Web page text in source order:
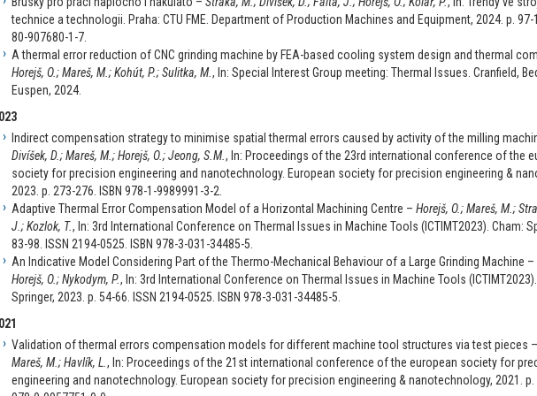
technice a technologii. Praha: CTU FME. Department of Production Machines and Equipment, 2024. p. 97-
80-907680-1-7.
A thermal error reduction of CNC grinding machine by FEA-based cooling system design and thermal
Horejš, O.; Mareš, M.; Kohút, P.; Sulitka, M., In: Special Interest Group meeting: Thermal Issues. Cranfield,
Euspen, 2024.
Indirect compensation strategy to minimise spatial thermal errors caused by activity of the milling
Divíšek, D.; Mareš, M.; Horejš, O.; Jeong, S.M., In: Proceedings of the 23rd international conference of the
society for precision engineering and nanotechnology. European society for precision engineering &
2023. p. 273-276. ISBN 978-1-9989991-3-2.
Adaptive Thermal Error Compensation Model of a Horizontal Machining Centre – Horejš, O.; Mareš, M.;
J.; Kozlok, T., In: 3rd International Conference on Thermal Issues in Machine Tools (ICTIMT2023). Cham:
83-98. ISSN 2194-0525. ISBN 978-3-031-34485-5.
An Indicative Model Considering Part of the Thermo-Mechanical Behaviour of a Large Grinding Machine –
Horejš, O.; Nykodym, P., In: 3rd International Conference on Thermal Issues in Machine Tools
Springer, 2023. p. 54-66. ISSN 2194-0525. ISBN 978-3-031-34485-5.
Validation of thermal errors compensation models for different machine tool structures via test pieces –
Mareš, M.; Havlík, L., In: Proceedings of the 21st international conference of the european society for
engineering and nanotechnology. European society for precision engineering & nanotechnology, 2021. p.